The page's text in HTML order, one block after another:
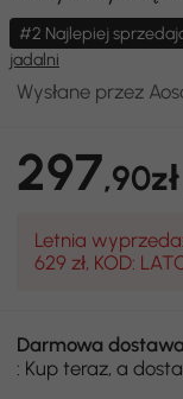
#2 Najlepiej
jadalni
Wysłane przez
297,90zł
Letnia
629 zł, KOD:
Darmowa dostawa
: Kup teraz, a